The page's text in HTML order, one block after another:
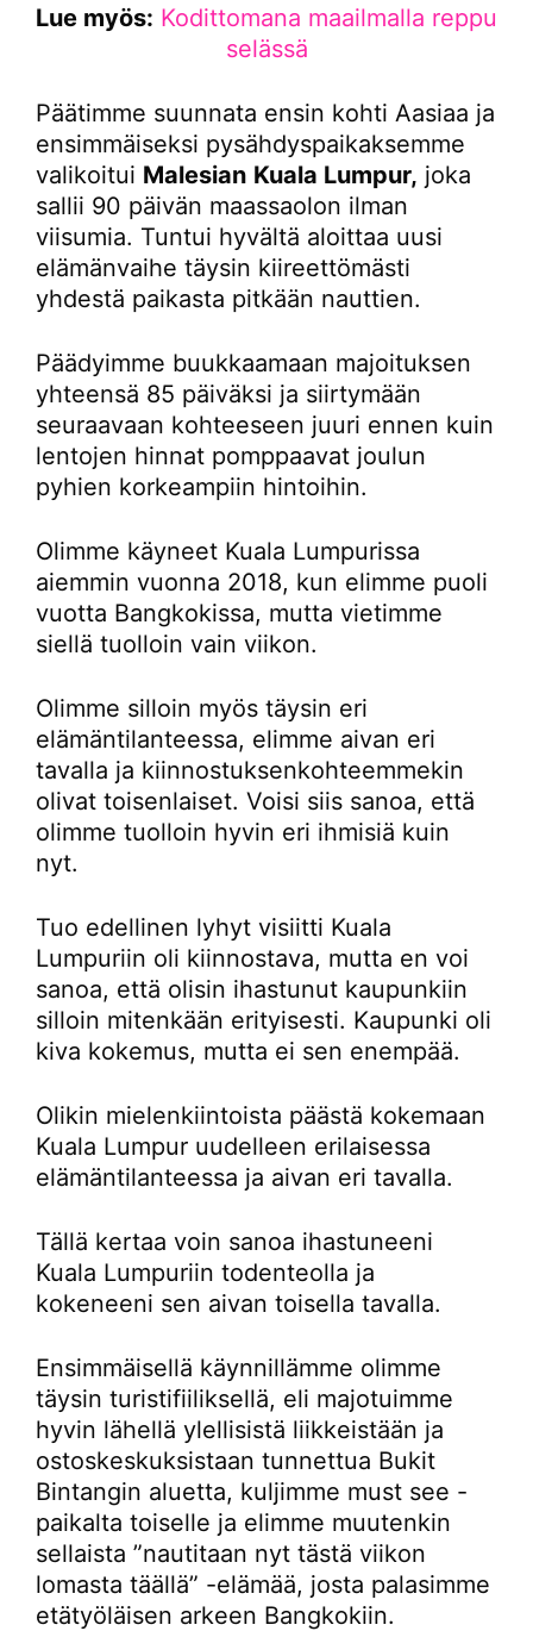
Lue myös: Kodittomana maailmalla reppu
selässä
Päätimme suunnata ensin kohti Aasiaa ja
ensimmäiseksi pysähdyspaikaksemme
valikoitui Malesian Kuala Lumpur, joka
sallii 90 päivän maassaolon ilman
viisumia. Tuntui hyvältä aloittaa uusi
elämänvaihe täysin kiireettömästi
yhdestä paikasta pitkään nauttien.
Päädyimme buukkaamaan majoituksen
yhteensä 85 päiväksi ja siirtymään
seuraavaan kohteeseen juuri ennen kuin
lentojen hinnat pomppaavat joulun
pyhien korkeampiin hintoihin.
Olimme käyneet Kuala Lumpurissa
aiemmin vuonna 2018, kun elimme puoli
vuotta Bangkokissa, mutta vietimme
siellä tuolloin vain viikon.
Olimme silloin myös täysin eri
elämäntilanteessa, elimme aivan eri
tavalla ja kiinnostuksenkohteemmekin
olivat toisenlaiset. Voisi siis sanoa, että
olimme tuolloin hyvin eri ihmisiä kuin
nyt.
Tuo edellinen lyhyt visiitti Kuala
Lumpuriin oli kiinnostava, mutta en voi
sanoa, että olisin ihastunut kaupunkiin
silloin mitenkään erityisesti. Kaupunki oli
kiva kokemus, mutta ei sen enempää.
Olikin mielenkiintoista päästä kokemaan
Kuala Lumpur uudelleen erilaisessa
elämäntilanteessa ja aivan eri tavalla.
Tällä kertaa voin sanoa ihastuneeni
Kuala Lumpuriin todenteolla ja
kokeneeni sen aivan toisella tavalla.
Ensimmäisellä käynnillämme olimme
täysin turistifiiliksellä, eli majotuimme
hyvin lähellä ylellisistä liikkeistään ja
ostoskeskuksistaan tunnettua Bukit
Bintangin aluetta, kuljimme must see -
paikalta toiselle ja elimme muutenkin
sellaista ”nautitaan nyt tästä viikon
lomasta täällä” -elämää, josta palasimme
etätyöläisen arkeen Bangkokiin.